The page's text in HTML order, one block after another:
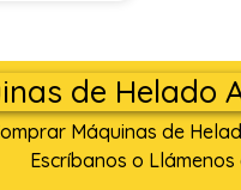
de Helado
Máquinas de
Escríbanos o Llámenos